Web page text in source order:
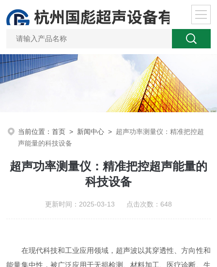
当前位置：首页 > 新闻中心 > 超声功率测量仪：精准把控超
声能量的科技设备
超声功率测量仪：精准把控超声能量的
科技设备
更新时间：2025-03-13 点击次数：648
在现代科技和工业应用领域，超声波以其穿透性、方向性和
能量集中性，被广泛应用于无损检测、材料加工、医疗诊断、生